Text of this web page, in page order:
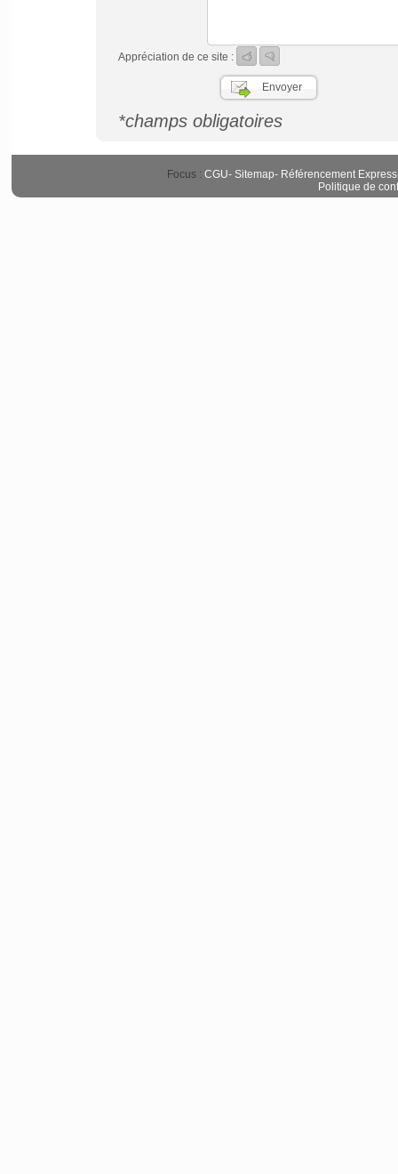
Appréciation de ce site :
*champs obligatoires
Focus : CGU- Sitemap- Référencement Express
Politique de